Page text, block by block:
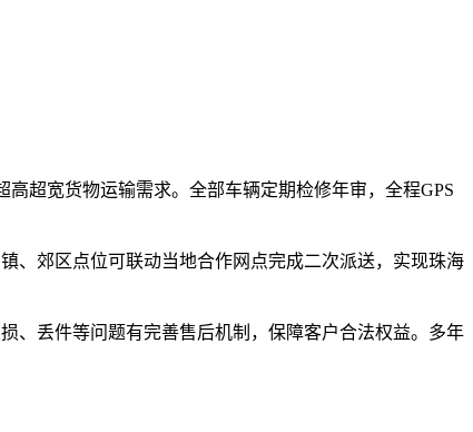
超宽货物运输需求。全部车辆定期检修年审，全程GPS
、郊区点位可联动当地合作网点完成二次派送，实现珠海
、丢件等问题有完善售后机制，保障客户合法权益。多年